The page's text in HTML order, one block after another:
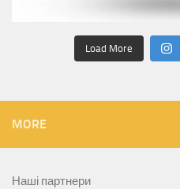
Load More
MORE
Наші партнери